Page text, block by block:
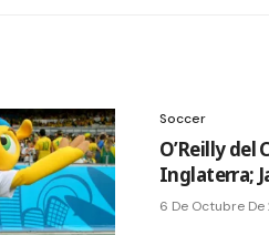
Soccer
O’Reilly del
Inglaterra;
6 De Octubre